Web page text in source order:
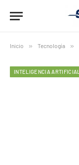
Inicio » Tecnología »
INTELIGENCIA ARTIFICIAL